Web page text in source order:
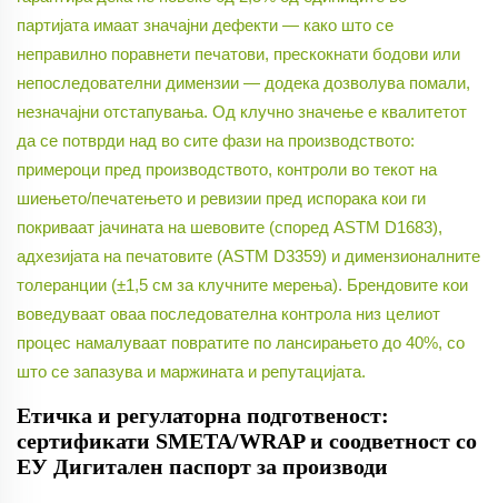
партијата имаат значајни дефекти — како што се
неправилно поравнети печатови, прескокнати бодови или
непоследователни димензии — додека дозволува помали,
незначајни отстапувања. Од клучно значење е квалитетот
да се потврди над во сите фази на производството:
примероци пред производството, контроли во текот на
шиењето/печатењето и ревизии пред испорака кои ги
покриваат јачината на шевовите (според ASTM D1683),
адхезијата на печатовите (ASTM D3359) и димензионалните
толеранции (±1,5 см за клучните мерења). Брендовите кои
воведуваат оваа последователна контрола низ целиот
процес намалуваат повратите по лансирањето до 40%, со
што се запазува и маржината и репутацијата.
Етичка и регулаторна подготвеност:
сертификати SMETA/WRAP и соодветност со
ЕУ Дигитален паспорт за производи